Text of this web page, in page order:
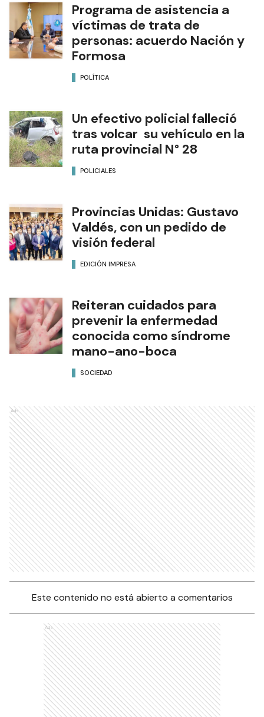
Programa de asistencia a
víctimas de trata de
personas: acuerdo Nación y
Formosa
POLÍTICA
Un efectivo policial falleció
tras volcar su vehículo en la
ruta provincial N° 28
POLICIALES
Provincias Unidas: Gustavo
Valdés, con un pedido de
visión federal
EDICIÓN IMPRESA
Reiteran cuidados para
prevenir la enfermedad
conocida como síndrome
mano-ano-boca
SOCIEDAD
Ads
Este contenido no está abierto a comentarios
Ads